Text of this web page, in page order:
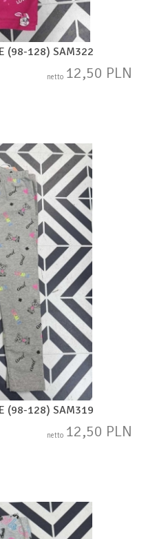
(98-128) SAM322
netto 12,50 PLN
(98-128) SAM319
netto 12,50 PLN